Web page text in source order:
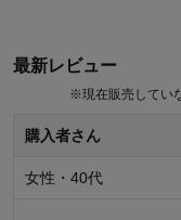
最新レビュー
※現在販売してい
購入者さん
女性・40代